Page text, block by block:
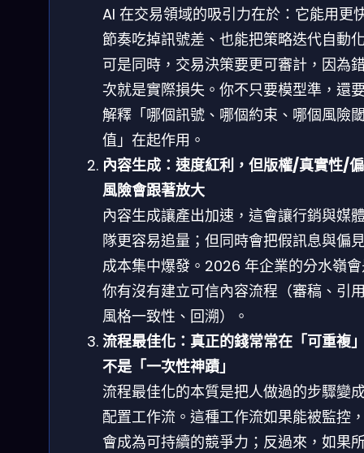
AI 在交易領域的吸引力在於：它能用更
節奏吃掉訊號差、也能把策略迭代自動
可是同時，交易決策要更可審計，因為
次就是實際損失。你不只要模型準，還
解釋「哪個訊號、哪個約束、哪個風險
值」在起作用。
內容生成：速度紅利，但版權/真實性/
風險會跟著放大
內容生成讓產出加速，這會讓行銷與媒
隊更容易追量；但同時會把假訊息與偏
成本集中爆發。2026 年企業的分水嶺
你有沒有建立可信內容流程（審稿、引
風格一致性、回溯）。
流程最佳化：真正的錢常常在「可重複
不是「一次性神蹟」
流程最佳化的本質是把人做過的步驟變
配置工作流。這種工作流如果能被監控
會成為可持續的競爭力；反過來，如果